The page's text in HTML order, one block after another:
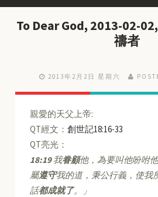
To Dear God, 2013-02-
禱者
2013年2月2日 星期六
親愛的天父上帝:
QT經文：創世記18:16-33
QT亮光：
18:19我眷顧他，為要叫他吩咐
屬遵守我的道，秉公行義，使我
話都成就了。」